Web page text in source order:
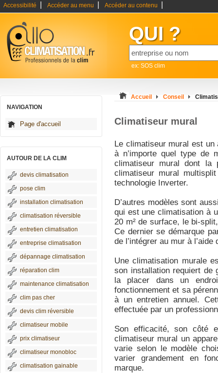
Accessibilité Accéder au menu Accéder au contenu
QUI ?
ex: SOS clim
NAVIGATION
Page d'accueil
AUTOUR DE LA CLIM
devis climatisation
pose clim
installation climatisation
climatisation réversible
entretien climatisation
entreprise climatisation
dépannage climatisation
réparation clim
maintenance climatisation
clim pas cher
devis clim réversible
climatiseur mobile
prix climatiseur
climatiseur monobloc
climatisation gainable
Accueil Conseil
Climatiseur mural
Le climatiseur mural est
à n’importe quel type de
climatiseur mural dont la
climatiseur mural
technologie Inverter.
D’autres modèles sont
qui est une climatisation à
20 m² de surface, le bi-
Ce dernier se démarque
de l’intégrer au mur à
Une climatisation murale
son installation requiert de
la placer dans un
fonctionnement et sa
à un entretien annuel.
effectuée par un
Son efficacité, son côté
climatiseur mural un
varie selon le modèle
varier grandement en
marque.